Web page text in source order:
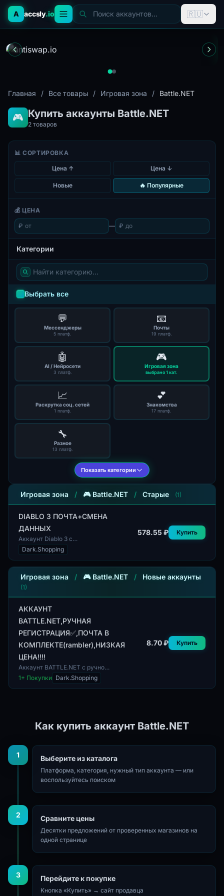
A accsly.io Поиск аккаунтов... 🇷🇺
Главная / Все товары / Игровая зона / Battle.NET
🎮 Купить аккаунты Battle.NET
2 товаров
📊 СОРТИРОВКА
Цена ↑ Цена ↓
Новые 🔥 Популярные
💰 ЦЕНА
₽ — ₽
Категории
Выбрать все
💬
Мессенджеры
5 платф.
📧
Почты
19 платф.
🤖
AI / Нейросети
3 платф.
🎮
Игровая зона
выбрано 1 кат.
📈
Раскрутка соц. сетей
1 платф.
💕
Знакомства
17 платф.
🔧
Разное
13 платф.
Показать категории
Игровая зона / 🎮 Battle.NET / Старые (1)
DIABLO 3 ПОЧТА+СМЕНА
ДАННЫХ
Аккаунт Diablo 3 с
возможностью смены данных.
Данный аккаунт не привязан к
конкретной стране или
Dark.Shopping
578.55 ₽ Купить
Игровая зона / 🎮 Battle.NET / Новые аккаунты
(1)
АККАУНТ
BATTLE.NET,РУЧНАЯ
РЕГИСТРАЦИЯ✅,ПОЧТА В
КОМПЛЕКТЕ(rambler),НИЗКАЯ
ЦЕНА!!!!
Аккаунт BATTLE.NET с ручной
регистрацией предназначен
для пользователей, желающих
получить доступ к различным
1+ Покупки Dark.Shopping
8.70 ₽ Купить
Как купить аккаунт Battle.NET
1 Выберите из каталога
Платформа, категория, нужный тип аккаунта — или
воспользуйтесь поиском
2 Сравните цены
Десятки предложений от проверенных магазинов на
одной странице
3 Перейдите к покупке
Кнопка «Купить» → сайт продавца